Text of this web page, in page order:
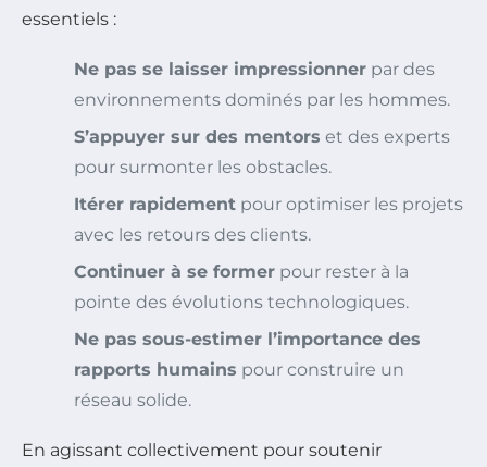
essentiels :
Ne pas se laisser impressionner par des
environnements dominés par les hommes.
S’appuyer sur des mentors et des experts
pour surmonter les obstacles.
Itérer rapidement pour optimiser les projets
avec les retours des clients.
Continuer à se former pour rester à la
pointe des évolutions technologiques.
Ne pas sous-estimer l’importance des
rapports humains pour construire un
réseau solide.
En agissant collectivement pour soutenir